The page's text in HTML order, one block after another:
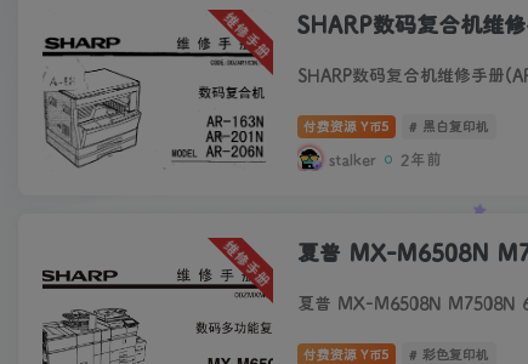
维修手册 SHARP数码复合机维
SHARP数码复合机维修手册
付费资源 Y币5 # 黑白复印机
stalker 2年前
维修手册 夏普 MX-M6508N
夏普 MX-M6508N M7508N
付费资源 Y币5 # 彩色复印机